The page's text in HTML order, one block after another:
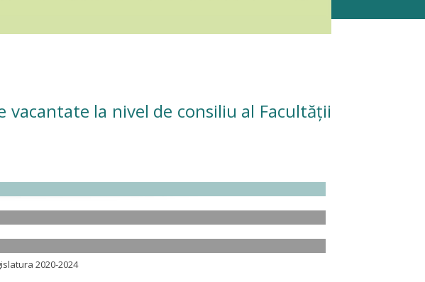
la nivel de consiliu al Facultății
2020-2024